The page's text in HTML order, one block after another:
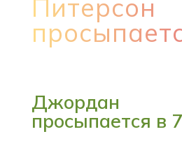
Питерсон
Джордан
просыпается в 7